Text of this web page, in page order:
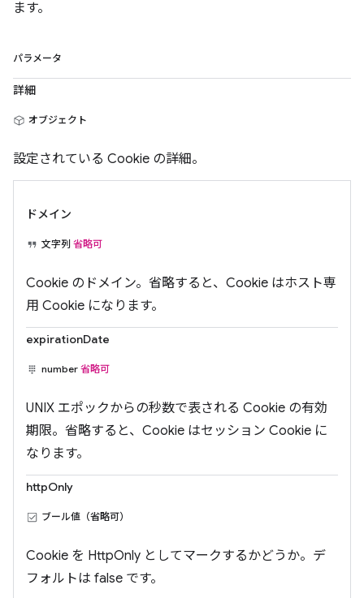
ます。
パラメータ
詳細
オブジェクト
設定されている Cookie の詳細。
ドメイン
文字列 省略可
Cookie のドメイン。省略すると、Cookie はホスト専
用 Cookie になります。
expirationDate
number 省略可
UNIX エポックからの秒数で表される Cookie の有効
期限。省略すると、Cookie はセッション Cookie に
なります。
httpOnly
ブール値（省略可）
Cookie を HttpOnly としてマークするかどうか。デ
フォルトは false です。